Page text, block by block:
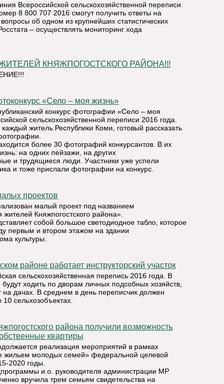
Всероссийской сельскохозяйственной переписи
8 800 707 2016 смогут получить ответы на
об одном из крупнейших статистических
– осуществлять мониторинг хода
КНЯЖПОГОСТСКОГО РАЙОНА!!!
«Село – моя жизнь»
конкурс фотографии «Село – моя
сельскохозяйственной переписи 2016 года.
житель Республики Коми, готовый рассказать
более 30 фотографий конкурсантов. В их
на одних пейзажи, на других
и трудящиеся люди. Участники уже успели
и тоже прислали фотографии на конкурс.
проектов
малый проект под названием
Княжпогостского района».
собой большое светодиодное табло, которое
первым и втором этажом на здании
культуры.
районе работает инструкторский участок
сельскохозяйственная перепись 2016 года. В
ходить по дворам личных подсобных хозяйств,
дачах. В среднем в день переписчик должен
сельхозобъектах.
квартиры
реализация мероприятий в рамках
жильем молодых семей» федеральной целевой
2020 годы.
и.о. руководителя администрации МР
вручила трем семьям свидетельства на